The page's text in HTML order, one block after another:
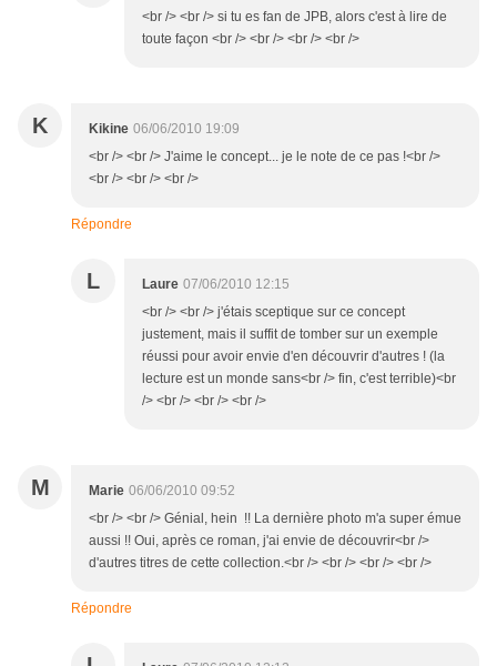
<br /> <br /> si tu es fan de JPB, alors c'est à lire de
toute façon <br /> <br /> <br /> <br />
K Kikine 06/06/2010 19:09
<br /> <br /> J'aime le concept... je le note de ce pas !<br />
<br /> <br /> <br />
Répondre
L Laure 07/06/2010 12:15
<br /> <br /> j'étais sceptique sur ce concept
justement, mais il suffit de tomber sur un exemple
réussi pour avoir envie d'en découvrir d'autres ! (la
lecture est un monde sans<br /> fin, c'est terrible)<br
/> <br /> <br /> <br />
M Marie 06/06/2010 09:52
<br /> <br /> Génial, hein !! La dernière photo m'a super émue
aussi !! Oui, après ce roman, j'ai envie de découvrir<br />
d'autres titres de cette collection.<br /> <br /> <br /> <br />
Répondre